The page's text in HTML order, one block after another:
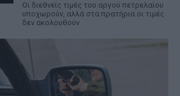
Οι διεθνείς τιμές του αργού πετρελαίου
υποχωρούν, αλλά στα πρατήρια οι τιμές
δεν ακολουθούν